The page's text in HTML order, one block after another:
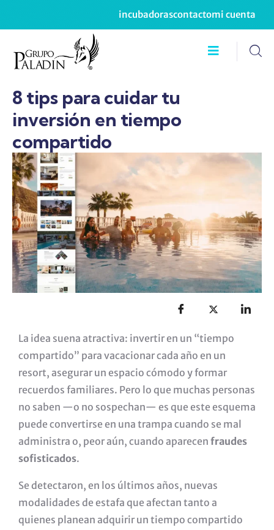
incubadorascontactomi cuenta
8 tips para cuidar tu
inversión en tiempo
compartido
La idea suena atractiva: invertir en un “tiempo
compartido” para vacacionar cada año en un
resort, asegurar un espacio cómodo y formar
recuerdos familiares. Pero lo que muchas personas
no saben —o no sospechan— es que este esquema
puede convertirse en una trampa cuando se mal
administra o, peor aún, cuando aparecen fraudes
sofisticados.
Se detectaron, en los últimos años, nuevas
modalidades de estafa que afectan tanto a
quienes planean adquirir un tiempo compartido